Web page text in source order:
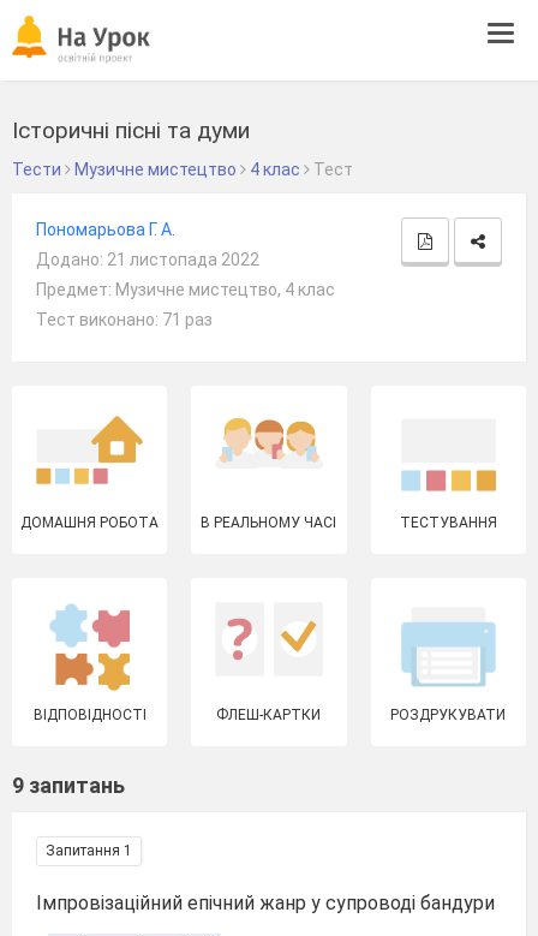
Історичні пісні та думи
Тести Музичне мистецтво 4 клас Тест
Пономарьова Г. А.
Додано: 21 листопада 2022
Предмет: Музичне мистецтво, 4 клас
Тест виконано: 71 раз
ДОМАШНЯ РОБОТА В РЕАЛЬНОМУ ЧАСІ ТЕСТУВАННЯ
ВІДПОВІДНОСТІ ФЛЕШ-КАРТКИ РОЗДРУКУВАТИ
9 запитань
Запитання 1
Імпровізаційний епічний жанр у супроводі бандури